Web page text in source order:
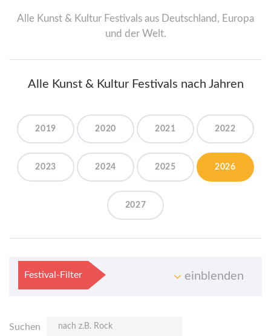
Alle Kunst & Kultur Festivals aus Deutschland, Europa
und der Welt.
Alle Kunst & Kultur Festivals nach Jahren
2019 2020 2021 2022
2023 2024 2025 2026
2027
Festival-Filter einblenden
Suchen